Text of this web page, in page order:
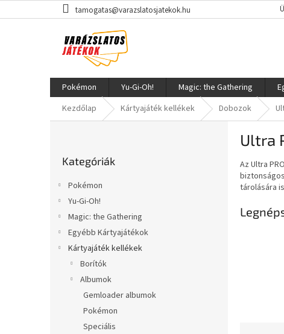
a
tamogatas@varazslatosjatekok.hu
Pokémon Yu-Gi-Oh! Magic: the Gathering
Kezdőlap
Kártyajáték kellékek Dobozok
átugrása
Kategóriák
Pokémon
Yu-Gi-Oh!
Magic: the Gathering
Egyébb Kártyajátékok
Kártyajáték kellékek
Borítók
Albumok
Gemloader albumok
Pokémon
Speciális
Ultra
Az Ultra
tárolására